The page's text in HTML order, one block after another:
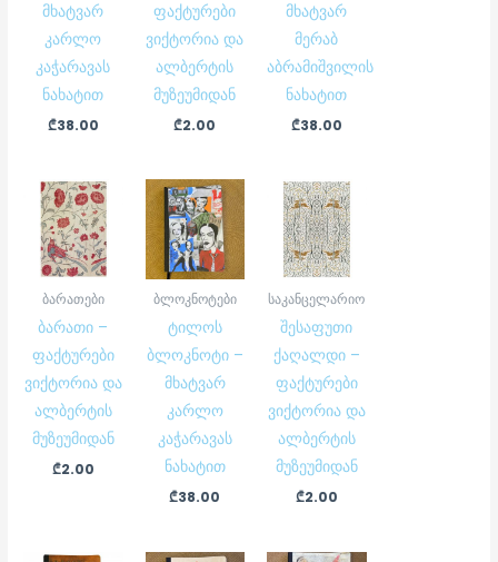
მხატვარ
კარლო
კაჭარავას
ნახატით
₾38.00
ფაქტურები
ვიქტორია და
ალბერტის
მუზეუმიდან
₾2.00
მხატვარ
მერაბ
აბრამიშვილის
ნახატით
₾38.00
ბარათები
ბარათი –
ფაქტურები
ვიქტორია და
ალბერტის
მუზეუმიდან
₾2.00
ბლოკნოტები
ტილოს
ბლოკნოტი –
მხატვარ
კარლო
კაჭარავას
ნახატით
₾38.00
საკანცელარიო
შესაფუთი
ქაღალდი –
ფაქტურები
ვიქტორია და
ალბერტის
მუზეუმიდან
₾2.00